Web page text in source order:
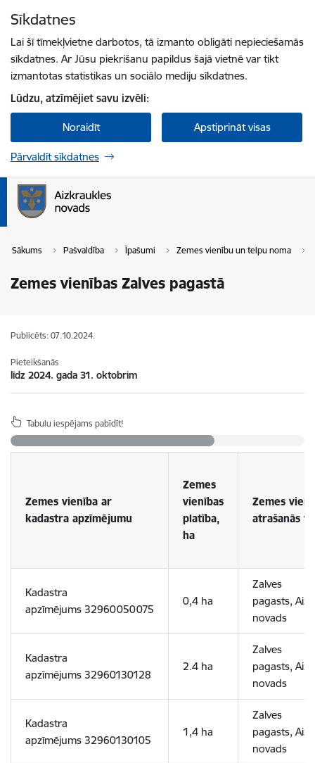
Sīkdatnes
Lai šī tīmekļvietne darbotos, tā izmanto obligāti nepieciešamās
sīkdatnes. Ar Jūsu piekrišanu papildus šajā vietnē var tikt
izmantotas statistikas un sociālo mediju sīkdatnes.
Lūdzu, atzīmējiet savu izvēli:
Noraidīt Apstiprināt visas
Pārvaldīt sīkdatnes
Sākums Pašvaldība Īpašumi Zemes vienību un telpu noma
Zemes vienības Zalves pagastā
Publicēts: 07.10.2024.
Pieteikšanās
līdz 2024. gada 31. oktobrim
Tabulu iespējams pabīdīt!
Zemes vienība ar
kadastra apzīmējumu
Zemes
vienības
platība,
ha
Zemes
atrašanās
Kadastra
apzīmējums 32960050075
0,4 ha
Zalves
pagasts,
novads
Kadastra
apzīmējums 32960130128
2.4 ha
Zalves
pagasts,
novads
Kadastra
apzīmējums 32960130105
1,4 ha
Zalves
pagasts,
novads